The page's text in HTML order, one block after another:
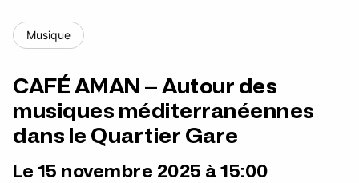
Musique
CAFÉ AMAN – Autour des
musiques méditerranéennes
dans le Quartier Gare
Le 15 novembre 2025 à 15:00